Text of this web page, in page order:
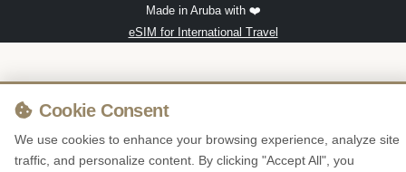
Made in Aruba with ❤️
eSIM for International Travel
Cookie Consent
We use cookies to enhance your browsing experience, analyze site
traffic, and personalize content. By clicking "Accept All", you